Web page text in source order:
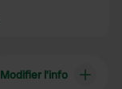
Modifier l’info